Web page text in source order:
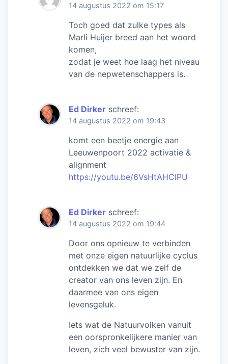
14 augustus 2022 om 15:17
Toch goed dat zulke types als
Marli Huijer breed aan het woord
komen,
zodat je weet hoe laag het niveau
van de nepwetenschappers is.
Ed Dirker schreef:
14 augustus 2022 om 19:43
komt een beetje energie aan
Leeuwenpoort 2022 activatie &
alignment
https://youtu.be/6VsHtAHCIPU
Ed Dirker schreef:
14 augustus 2022 om 19:44
Door ons opnieuw te verbinden
met onze eigen natuurlijke cyclus
ontdekken we dat we zelf de
creator van ons leven zijn. En
daarmee van ons eigen
levensgeluk.
Iets wat de Natuurvolken vanuit
een oorspronkelijkere manier van
leven, zich veel bewuster van zijn.